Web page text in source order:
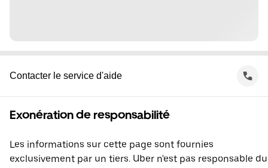
Contacter le service d'aide
Exonération de responsabilité
Les informations sur cette page sont fournies
exclusivement par un tiers. Uber n'est pas responsable du